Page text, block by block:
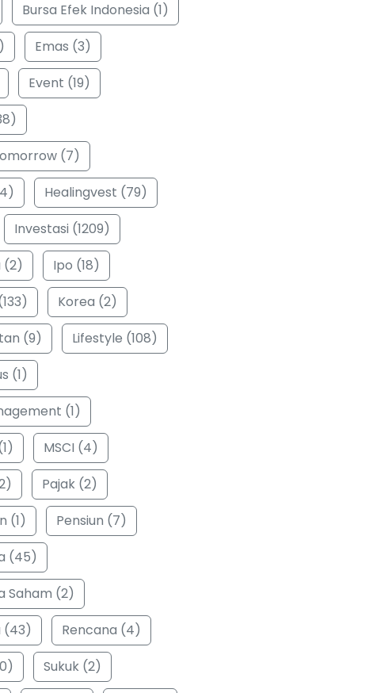
Bursa Efek Indonesia (1)
Emas (3)
Event (19)
(7)
Healingvest (79)
Investasi (1209)
(2)
Ipo (18)
Korea (2)
(9)
Lifestyle (108)
(1)
(1)
MSCI (4)
Pajak (2)
(1)
Pensiun (7)
(45)
Saham (2)
(43)
Rencana (4)
Sukuk (2)